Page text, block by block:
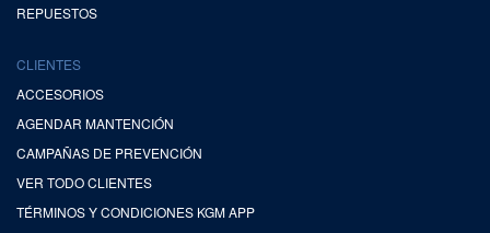
REPUESTOS
CLIENTES
ACCESORIOS
AGENDAR MANTENCIÓN
CAMPAÑAS DE PREVENCIÓN
VER TODO CLIENTES
TÉRMINOS Y CONDICIONES KGM APP